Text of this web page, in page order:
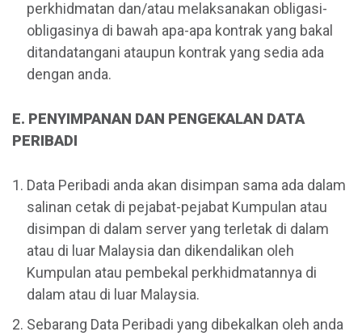
perkhidmatan dan/atau melaksanakan obligasi-
obligasinya di bawah apa-apa kontrak yang bakal
ditandatangani ataupun kontrak yang sedia ada
dengan anda.
E. PENYIMPANAN DAN PENGEKALAN DATA
PERIBADI
Data Peribadi anda akan disimpan sama ada dalam
salinan cetak di pejabat-pejabat Kumpulan atau
disimpan di dalam server yang terletak di dalam
atau di luar Malaysia dan dikendalikan oleh
Kumpulan atau pembekal perkhidmatannya di
dalam atau di luar Malaysia.
Sebarang Data Peribadi yang dibekalkan oleh anda